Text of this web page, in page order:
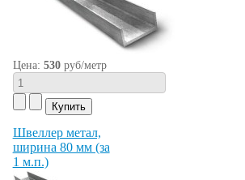
Цена: 530руб/метр
Швеллер метал,
ширина 80 мм (за
1 м.п.)